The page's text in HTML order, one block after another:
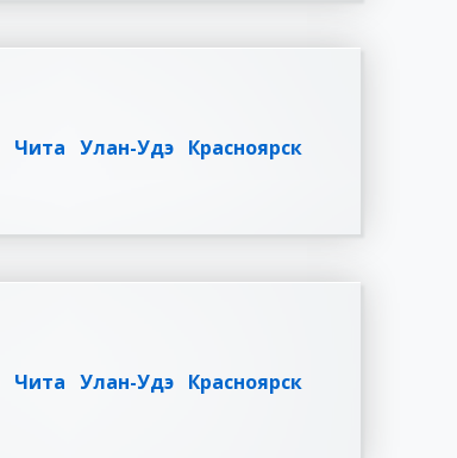
Чита Улан-Удэ Красноярск
Чита Улан-Удэ Красноярск